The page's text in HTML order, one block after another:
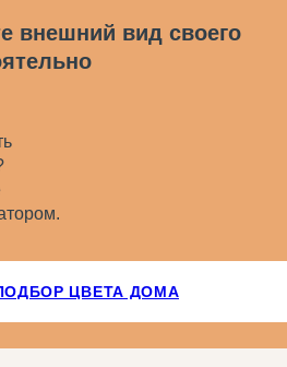
внешний вид своего
ЦВЕТА ДОМА